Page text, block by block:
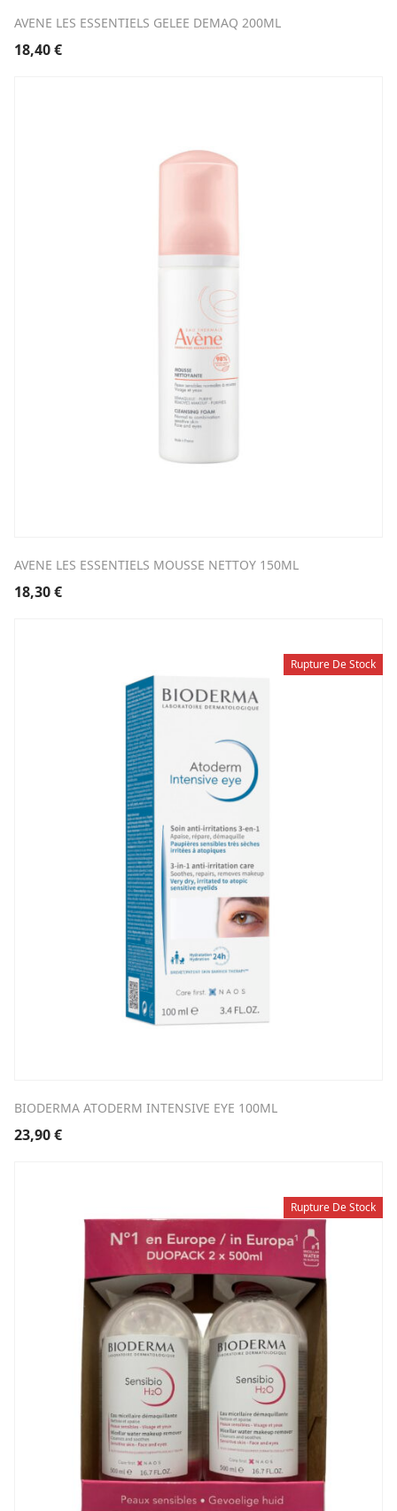
AVENE LES ESSENTIELS GELEE DEMAQ 200ML
18,40€
AVENE LES ESSENTIELS MOUSSE NETTOY 150ML
18,30€
Rupture De Stock
BIODERMA ATODERM INTENSIVE EYE 100ML
23,90€
Rupture De Stock